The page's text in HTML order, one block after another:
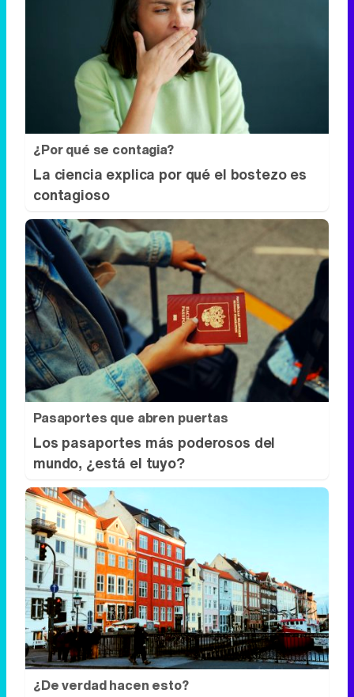
¿Por qué se contagia?
La ciencia explica por qué el bostezo es
contagioso
Pasaportes que abren puertas
Los pasaportes más poderosos del
mundo, ¿está el tuyo?
¿De verdad hacen esto?